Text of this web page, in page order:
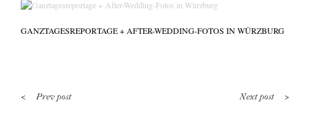
GANZTAGESREPORTAGE + AFTER-WEDDING-FOTOS IN WÜRZBURG
< Prev post >
Next post